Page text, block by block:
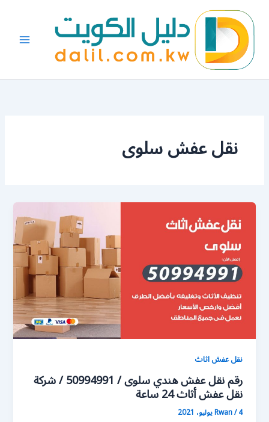
المحتوى
نقل عفش سلوى
نقل عفش اثاث
رقم نقل عفش هندي سلوى / 50994991 / شركة
نقل عفش أثاث 24 ساعة
Rwan/4 يوليو، 2021